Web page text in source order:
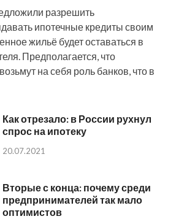
разрешить
ипотечные кредиты своим
жильё будет оставаться в
Предполагается, что
на себя роль банков, что в
Как отрезало: в России рухнул
спрос на ипотеку
20.07.2021
Вторые с конца: почему среди
предпринимателей так мало
оптимистов